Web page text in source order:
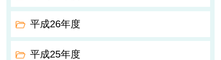
平成26年度
平成25年度